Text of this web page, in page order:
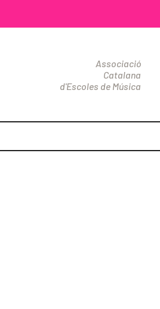
Associació
Catalana
d'Escoles de Música